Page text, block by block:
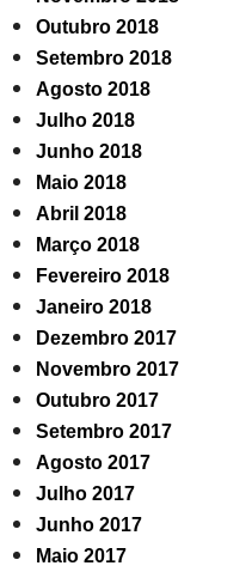
Outubro 2018
Setembro 2018
Agosto 2018
Julho 2018
Junho 2018
Maio 2018
Abril 2018
Março 2018
Fevereiro 2018
Janeiro 2018
Dezembro 2017
Novembro 2017
Outubro 2017
Setembro 2017
Agosto 2017
Julho 2017
Junho 2017
Maio 2017